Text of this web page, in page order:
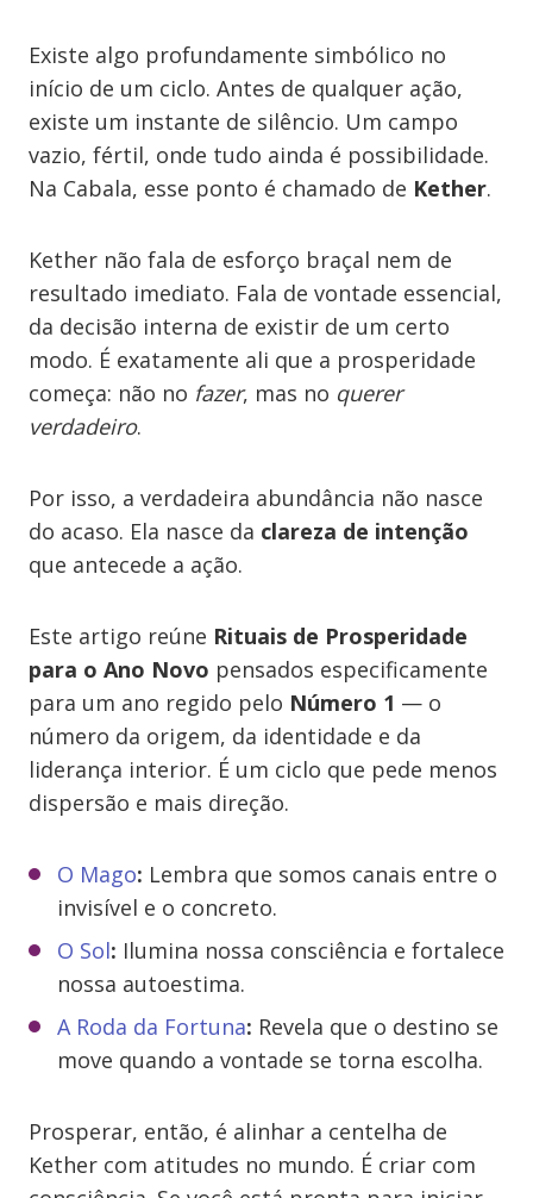
Existe algo profundamente simbólico no
início de um ciclo. Antes de qualquer ação,
existe um instante de silêncio. Um campo
vazio, fértil, onde tudo ainda é possibilidade.
Na Cabala, esse ponto é chamado de Kether.
Kether não fala de esforço braçal nem de
resultado imediato. Fala de vontade essencial,
da decisão interna de existir de um certo
modo. É exatamente ali que a prosperidade
começa: não no fazer, mas no querer
verdadeiro.
Por isso, a verdadeira abundância não nasce
do acaso. Ela nasce da clareza de intenção
que antecede a ação.
Este artigo reúne Rituais de Prosperidade
para o Ano Novo pensados especificamente
para um ano regido pelo Número 1 — o
número da origem, da identidade e da
liderança interior. É um ciclo que pede menos
dispersão e mais direção.
O Mago: Lembra que somos canais entre o
invisível e o concreto.
O Sol: Ilumina nossa consciência e fortalece
nossa autoestima.
A Roda da Fortuna: Revela que o destino se
move quando a vontade se torna escolha.
Prosperar, então, é alinhar a centelha de
Kether com atitudes no mundo. É criar com